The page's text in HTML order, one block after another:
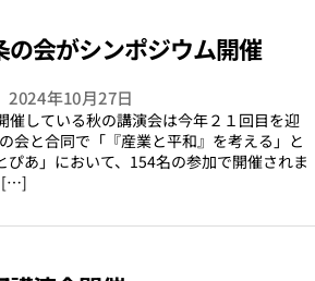
会がシンポジウム開催
2024年10月27日
催している秋の講演会は今年２１回目を迎
会と合同で「『産業と平和』を考える」と
ぴあ」において、154名の参加で開催されま
[…]